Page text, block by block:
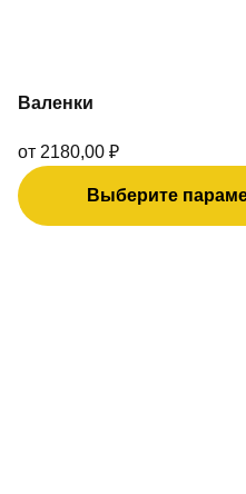
Валенки
от 2180,00 ₽
Выберите